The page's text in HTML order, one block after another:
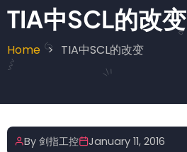
TIA中SCL的改变
Breadcrumb
Home TIA中SCL的改变
By 剑指工控 January 11, 2016